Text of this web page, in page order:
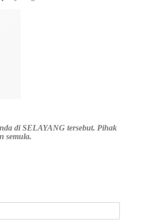
di SELAYANG tersebut. Pihak
semula.